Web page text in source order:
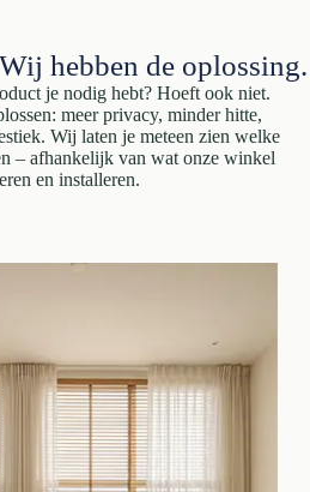
hebben de oplossing.
je nodig hebt? Hoeft ook niet.
meer privacy, minder hitte,
Wij laten je meteen zien welke
– afhankelijk van wat onze winkel
en installeren.